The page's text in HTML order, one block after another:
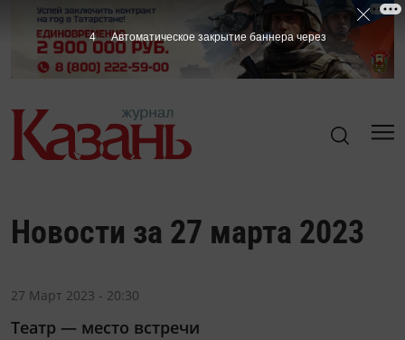
Новости за 27 марта 2023
27 Март 2023 - 20:30
Театр — место встречи
4 Автоматическое закрытие баннера через